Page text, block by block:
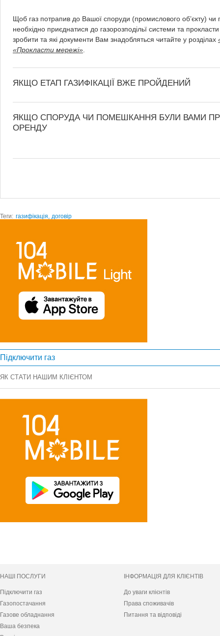
Щоб газ потрапив до Вашої споруди (промислового об’єкту)
необхідно приєднатися до газорозподільї системи та
зробити та які документи Вам знадобляться читайте у розділах
«Прокласти мережі»
ЯКЩО ЕТАП ГАЗИФІКАЦІЇ ВЖЕ ПРОЙДЕНИЙ
ЯКЩО СПОРУДА ЧИ ПОМЕШКАННЯ БУЛИ ВАМИ
ОРЕНДУ
Теги: газифікація, договір
Підключити газ
ЯК СТАТИ НАШИМ КЛІЄНТОМ
НАШІ ПОСЛУГИ
Підключити газ
Газопостачання
Газове обладнання
Ваша безпека
ІНФОРМАЦІЯ ДЛЯ КЛІЄНТІВ
До уваги клієнтів
Права споживачів
Питання та відповіді